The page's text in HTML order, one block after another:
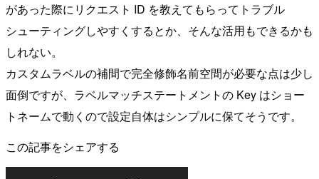
があった際にリクエスト ID を教えてもらってトラブル
シューティングしやすくするとか、そんな活用もできるかも
しれない。
カスタムラベルの補間で完全修飾名前空間が必要な点は少し
面倒ですが、ラベルマッチステートメントの Key はショー
トネームで動くので設定自体はシンプルに保てそうです。
この記事をシェアする